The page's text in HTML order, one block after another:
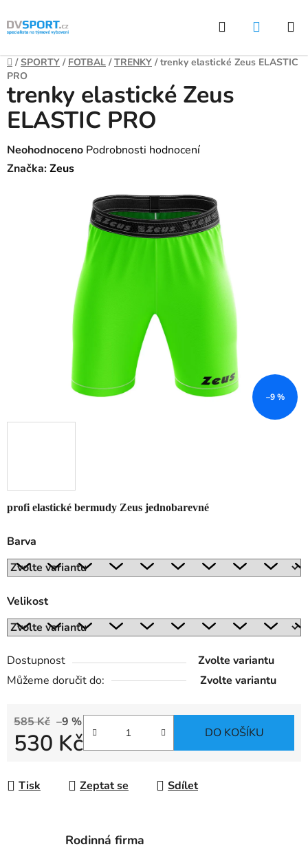
Přejít
na
Hledat
Domů
/ SPORTY / FOTBAL / TRENKY / trenky elastické Zeus ELASTIC
PRO
profi elastické bermudy Zeus jednobarevné
Barva
Velikost
Dostupnost
Zvolte variantu
Můžeme doručit do:
Zvolte variantu
585 Kč –9 %
530 Kč DO KOŠÍKU
Tisk Zeptat se Sdílet
trenky elastické Zeus
ELASTIC PRO
Průměrné
hodnocení
Neohodnoceno Podrobnosti hodnocení
Značka:Zeus
–9 %
Rodinná firma